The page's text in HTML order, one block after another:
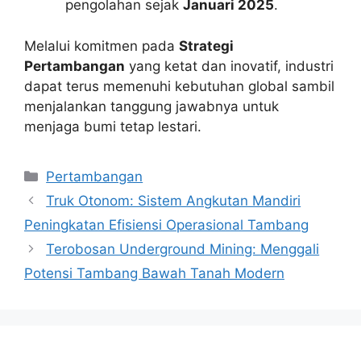
pengolahan sejak Januari 2025.
Melalui komitmen pada Strategi
Pertambangan yang ketat dan inovatif, industri
dapat terus memenuhi kebutuhan global sambil
menjalankan tanggung jawabnya untuk
menjaga bumi tetap lestari.
Kategori
Pertambangan
Truk Otonom: Sistem Angkutan Mandiri
Peningkatan Efisiensi Operasional Tambang
Terobosan Underground Mining: Menggali
Potensi Tambang Bawah Tanah Modern